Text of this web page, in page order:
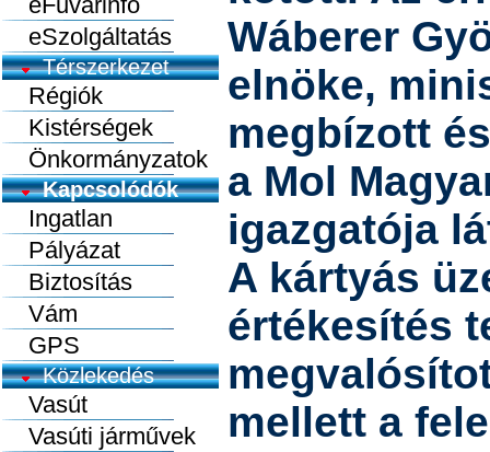
eSzolgáltatás
Térszerkezet
Régiók
Kistérségek
Önkormányzatok
Kapcsolódók
Ingatlan
Pályázat
Biztosítás
Vám
GPS
Közlekedés
Vasút
Vasúti járművek
Wáberer
elnöke,
megbízott
a Mol
igazgatója
A kártyás
értékesítés
mellett a